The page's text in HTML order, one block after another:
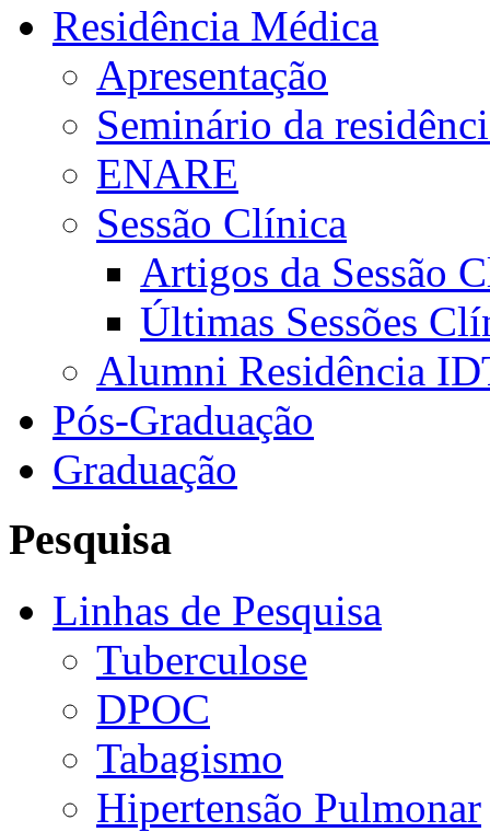
Residência Médica
Apresentação
Seminário da
ENARE
Sessão Clínica
Artigos da Sessão
Últimas Sessões
Alumni Residência
Pós-Graduação
Graduação
Pesquisa
Linhas de Pesquisa
Tuberculose
DPOC
Tabagismo
Hipertensão Pulmonar